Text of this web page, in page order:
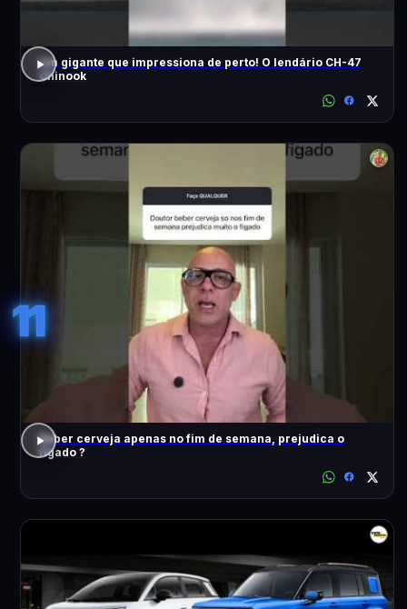
Um gigante que impressiona de perto! O lendário CH-47
Chinook
11
Beber cerveja apenas no fim de semana, prejudica o
fígado ?